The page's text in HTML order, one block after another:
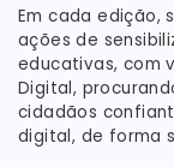
Em cada edição,
ações de
educativas, com
Digital,
cidadãos
digital, de forma